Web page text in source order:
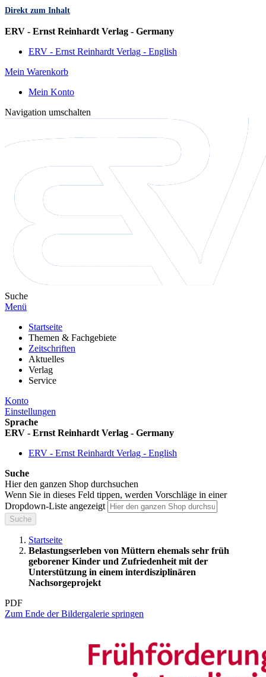
Direkt zum Inhalt
ERV - Ernst Reinhardt Verlag - Germany
ERV - Ernst Reinhardt Verlag - English
Mein Warenkorb
Mein Konto
Navigation umschalten
Suche
Menü
Startseite
Themen & Fachgebiete
Zeitschriften
Aktuelles
Verlag
Service
Konto
Einstellungen
Sprache
ERV - Ernst Reinhardt Verlag - Germany
ERV - Ernst Reinhardt Verlag - English
Suche
Hier den ganzen Shop durchsuchen
Wenn Sie in dieses Feld tippen, werden Vorschläge in einer
Dropdown-Liste angezeigt
Suche
Startseite
Belastungserleben von Müttern ehemals sehr früh
geborener Kinder und Zufriedenheit mit der
Unterstützung in einem interdisziplinären
Nachsorgeprojekt
PDF
Zum Ende der Bildergalerie springen